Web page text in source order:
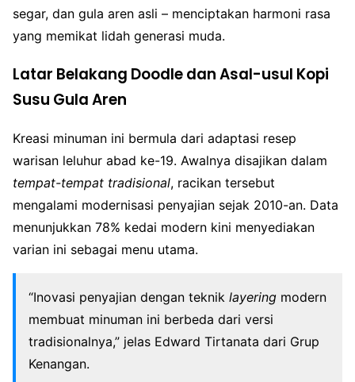
segar, dan gula aren asli – menciptakan harmoni rasa
yang memikat lidah generasi muda.
Latar Belakang Doodle dan Asal-usul Kopi
Susu Gula Aren
Kreasi minuman ini bermula dari adaptasi resep
warisan leluhur abad ke-19. Awalnya disajikan dalam
tempat-tempat tradisional, racikan tersebut
mengalami modernisasi penyajian sejak 2010-an. Data
menunjukkan 78% kedai modern kini menyediakan
varian ini sebagai menu utama.
“Inovasi penyajian dengan teknik layering modern
membuat minuman ini berbeda dari versi
tradisionalnya,” jelas Edward Tirtanata dari Grup
Kenangan.